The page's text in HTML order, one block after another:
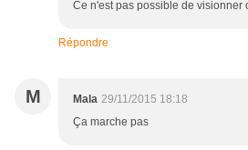
Ce n'est pas possible de visionner
Répondre
M Mala 29/11/2015 18:18
Ça marche pas